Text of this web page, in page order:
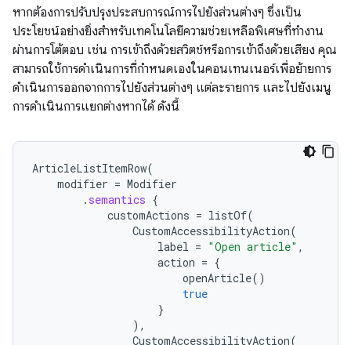
หากต้องการปรับปรุงประสบการณ์การไปยังส่วนต่างๆ ซึ่งเป็น
ประโยชน์อย่างยิ่งสำหรับเทคโนโลยีความช่วยเหลือพิเศษที่ทำงาน
ผ่านการโต้ตอบ เช่น การเข้าถึงด้วยสวิตช์หรือการเข้าถึงด้วยเสียง คุณ
สามารถใช้การดำเนินการที่กำหนดเองในคอนเทนเนอร์เพื่อย้ายการ
ดำเนินการออกจากการไปยังส่วนต่างๆ แต่ละรายการ และไปยังเมนู
การดำเนินการแยกต่างหากได้ ดังนี้
ArticleListItemRow(
modifier = Modifier
. semantics {
customActions = listOf(
CustomAccessibilityAction(
label = "Open article" ,
action = {
openArticle()
true
}
),
CustomAccessibilityAction(